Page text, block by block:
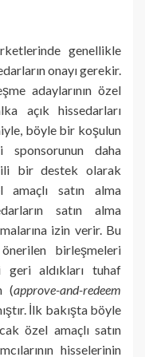
genellikle
onayı gerekir.
adaylarının özel
açık hissedarları
böyle bir koşulun
daha
bir destek olarak
satın alma
satın alma
izin verir. Bu
birleşmeleri
geri aldıkları tuhaf
(approve-and-redeem
İlk bakışta böyle
özel amaçlı satın
hisselerinin